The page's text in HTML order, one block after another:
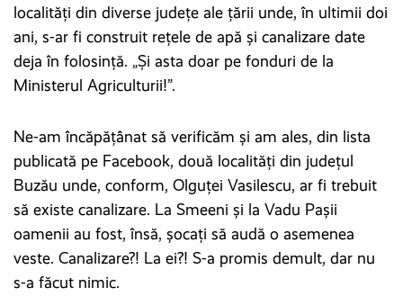
localități din diverse județe ale țării unde, în ultimii doi
ani, s-ar fi construit rețele de apă și canalizare date
deja în folosință. „Și asta doar pe fonduri de la
Ministerul Agriculturii!”.
Ne-am încăpățânat să verificăm și am ales, din lista
publicată pe Facebook, două localități din județul
Buzău unde, conform, Olguței Vasilescu, ar fi trebuit
să existe canalizare. La Smeeni și la Vadu Pașii
oamenii au fost, însă, șocați să audă o asemenea
veste. Canalizare?! La ei?! S-a promis demult, dar nu
s-a făcut nimic.